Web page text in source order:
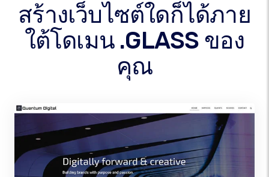
สร้างเว็บไซต์ใดก็ได้ภาย
ใต้โดเมน .GLASS ของ
คุณ